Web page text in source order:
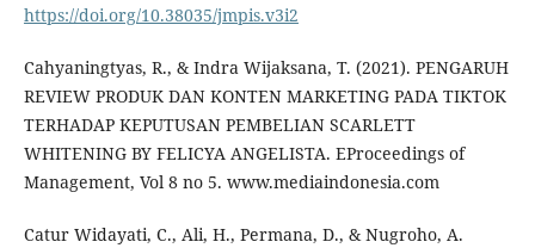
https://doi.org/10.38035/jmpis.v3i2
Cahyaningtyas, R., & Indra Wijaksana, T. (2021). PENGARUH
REVIEW PRODUK DAN KONTEN MARKETING PADA TIKTOK
TERHADAP KEPUTUSAN PEMBELIAN SCARLETT
WHITENING BY FELICYA ANGELISTA. EProceedings of
Management, Vol 8 no 5. www.mediaindonesia.com
Catur Widayati, C., Ali, H., Permana, D., & Nugroho, A.